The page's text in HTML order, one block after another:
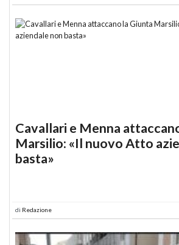
Cavallari e Menna
Marsilio: «Il nuovo Atto
basta»
di Redazione